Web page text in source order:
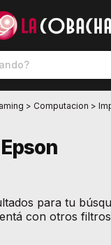
> Computacion >
para tu
con otros